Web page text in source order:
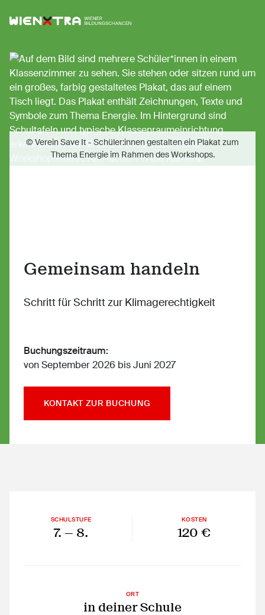
Logo Wiener Bildungschancen
Gemeinsam handeln
Schritt für Schritt zur Klimagerechtigkeit
Buchungszeitraum:
von September 2026 bis Juni 2027
KONTAKT ZUR BUCHUNG
© Verein Save It - Schüler:innen gestalten ein Plakat zum
Thema Energie im Rahmen des Workshops.
SCHULSTUFE
7. — 8.
KOSTEN
120 €
ORT
in deiner Schule